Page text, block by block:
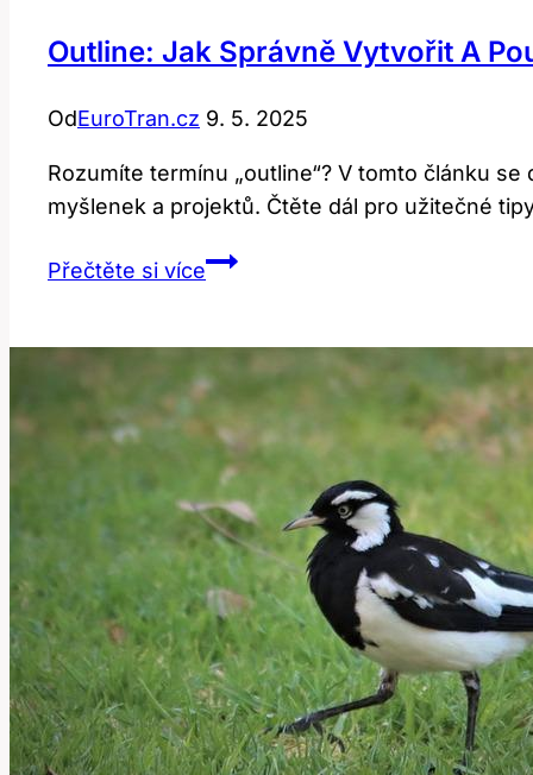
Outline: Jak Správně Vytvořit A
OdEuroTran.cz 9. 5. 2025
Rozumíte termínu „outline“? V tomto článku
myšlenek a projektů. Čtěte dál pro užitečné
Přečtěte si víceOutline:
Vytvořit
a
Používat
Tento
Termín?